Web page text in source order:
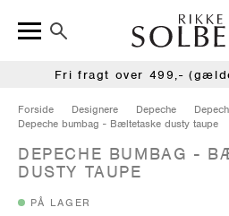
Fri fragt over 499,-
Forside Designere Depeche
Depeche bumbag - Bæltetaske dusty taupe
DEPECHE BUMBAG -
DUSTY TAUPE
PÅ LAGER